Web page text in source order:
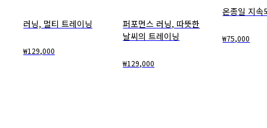
러닝, 멀티 트레이닝
₩129,000
퍼포먼스 러닝, 따뜻한
날씨의 트레이닝
₩129,000
온종일 지속
₩75,000